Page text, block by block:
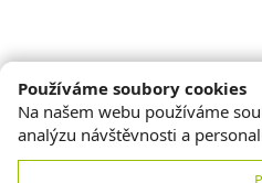
Používáme soubory cookies
Na našem webu používáme
analýzu návštěvnosti a